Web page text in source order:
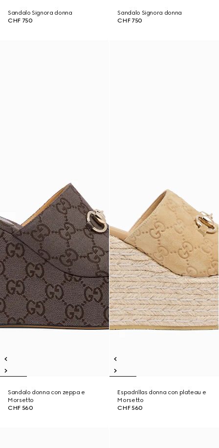
Sandalo Signora donna
CHF 750
Sandalo Signora donna
CHF 750
Sandalo donna con zeppa e
Morsetto
CHF 560
Espadrillas donna con plateau e
Morsetto
CHF 560